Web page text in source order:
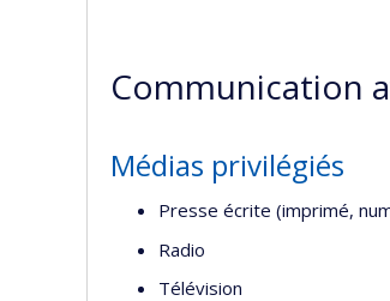
Communication
Médias privilégiés
Presse écrite (imprimé,
Radio
Télévision